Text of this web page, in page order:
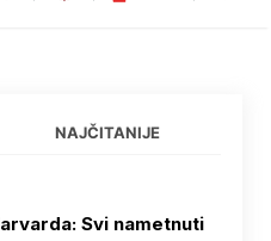
NAJČITANIJE
Svi nametnuti